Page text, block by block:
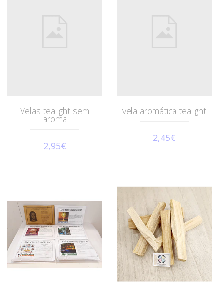
Velas tealight sem
aroma
2,95€
vela aromática tealight
2,45€